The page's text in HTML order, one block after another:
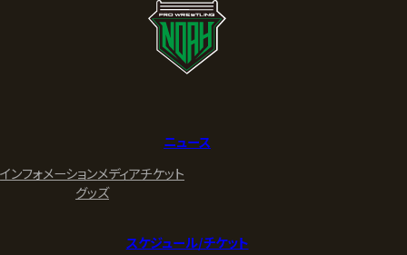
ニュース
インフォメーションメディアチケット
グッズ
スケジュール/チケット